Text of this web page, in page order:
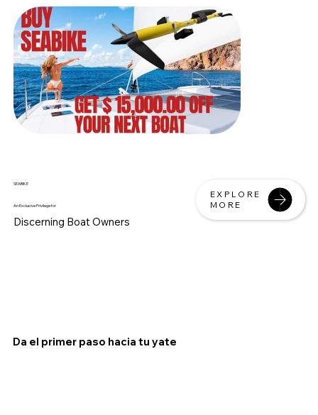
SEABIKE
An Exclusive Privilegefor
Discerning Boat Owners
EXPLORE
MORE
Da el primer paso hacia tu yate